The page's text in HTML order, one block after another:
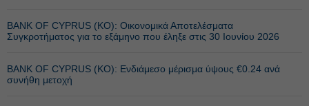
BANK OF CYPRUS (ΚΟ): Οικονομικά Αποτελέσματα
Συγκροτήματος για το εξάμηνο που έληξε στις 30 Ιουνίου 2026
BANK OF CYPRUS (ΚΟ): Ενδιάμεσο μέρισμα ύψους €0.24 ανά
συνήθη μετοχή